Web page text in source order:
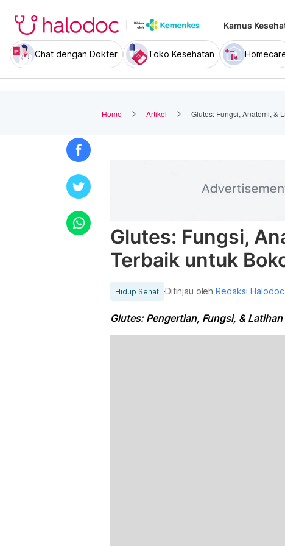
Kamus
Chat dengan Dokter Toko Kesehatan
Home Artikel Glutes: Fungsi, Anatomi, &
Glutes: Fungsi,
Terbaik untuk
Hidup Sehat Ditinjau olehRedaksi Halodoc
Glutes: Pengertian, Fungsi, &